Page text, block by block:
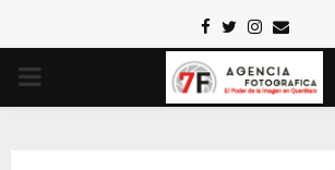
Facebook
TwitterInstagram
Email
PRIMARY